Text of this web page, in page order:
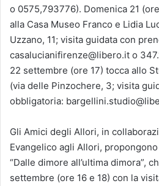
o 0575,793776). Domenica 21
alla Casa Museo Franco e Lidia
Uzzano, 11; visita guidata con
casalucianifirenze@libero.it o
22 settembre (ore 17) tocca allo
(via delle Pinzochere, 3; visita
obbligatoria:
Gli Amici degli Allori, in
Evangelico agli Allori,
“Dalle dimore all’ultima dimora”,
settembre (ore 16 e 18) con la